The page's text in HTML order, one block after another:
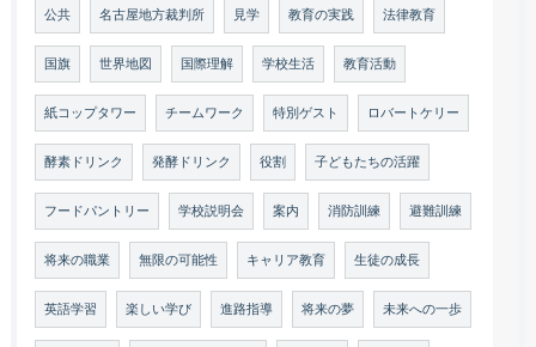
公共 名古屋地方裁判所 見学 教育の実践 法律教育
国旗 世界地図 国際理解 学校生活 教育活動
紙コップタワー チームワーク 特別ゲスト ロバートケリー
酵素ドリンク 発酵ドリンク 役割 子どもたちの活躍
フードパントリー 学校説明会 案内 消防訓練 避難訓練
将来の職業 無限の可能性 キャリア教育 生徒の成長
英語学習 楽しい学び 進路指導 将来の夢 未来への一歩